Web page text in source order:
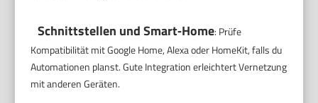
Schnittstellen und Smart‑Home: Prüfe
Kompatibilität mit Google Home, Alexa oder HomeKit, falls du
Automationen planst. Gute Integration erleichtert Vernetzung
mit anderen Geräten.